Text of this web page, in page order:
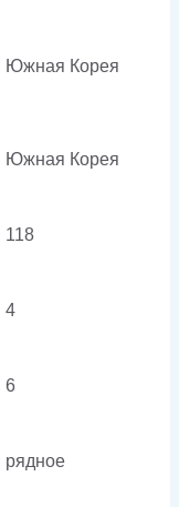
Южная Корея
Южная Корея
118
4
6
рядное